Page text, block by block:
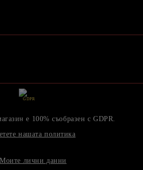
GDPR
е 100% съобразен с GDPR.
нашата политика
Моите лични данни